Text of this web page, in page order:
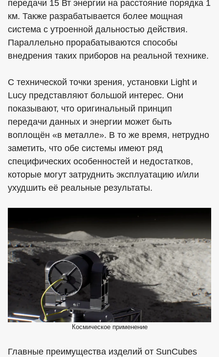
передачи 15 Вт энергии на расстояние порядка 1
км. Также разрабатывается более мощная
система с утроенной дальностью действия.
Параллельно прорабатываются способы
внедрения таких приборов на реальной технике.
С технической точки зрения, установки Light и
Lucy представляют большой интерес. Они
показывают, что оригинальный принцип
передачи данных и энергии может быть
воплощён «в металле». В то же время, нетрудно
заметить, что обе системы имеют ряд
специфических особенностей и недостатков,
которые могут затруднить эксплуатацию и/или
ухудшить её реальные результаты.
Космическое применение
Главные преимущества изделий от SunCubes